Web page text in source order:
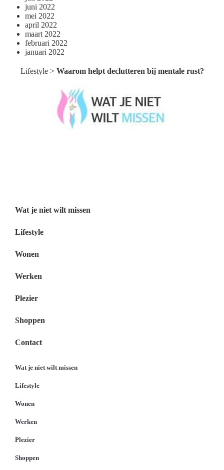
juni 2022
mei 2022
april 2022
maart 2022
februari 2022
januari 2022
Lifestyle> Waarom helpt declutteren bij mentale rust?
Wat je niet wilt missen
Lifestyle
Wonen
Werken
Plezier
Shoppen
Contact
Wat je niet wilt missen
Lifestyle
Wonen
Werken
Plezier
Shoppen